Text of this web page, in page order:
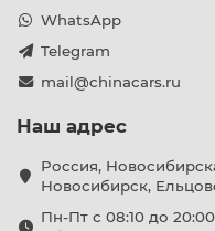
WhatsApp
Telegram
mail@chinacars.ru
Наш адрес
Россия,
Новосибирск,
Пн-Пт с 08:10 до 20:00